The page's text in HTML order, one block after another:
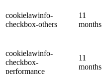
cookielawinfo-
checkbox-others
11
months
cookielawinfo-
checkbox-
performance
11
months